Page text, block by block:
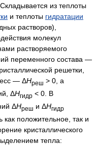
из теплоты
и теплоты гидратации
растворов),
молекул
растворяемого
переменного состава —
решетки,
— ΔHреш > 0, а
ΔHгидр < 0. В
ΔHреш и ΔHгидр
положительное, так и
кристаллического
тепла: